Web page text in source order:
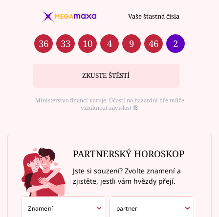
Vaše šťastná čísla
36 33 10 4 9 46 2
ZKUSTE ŠTĚSTÍ
Ministerstvo financí varuje: Účastí na hazardní hře může
vzniknout závislost ⑱
PARTNERSKÝ HOROSKOP
Jste si souzení? Zvolte znamení a
zjistěte, jestli vám hvězdy přejí.